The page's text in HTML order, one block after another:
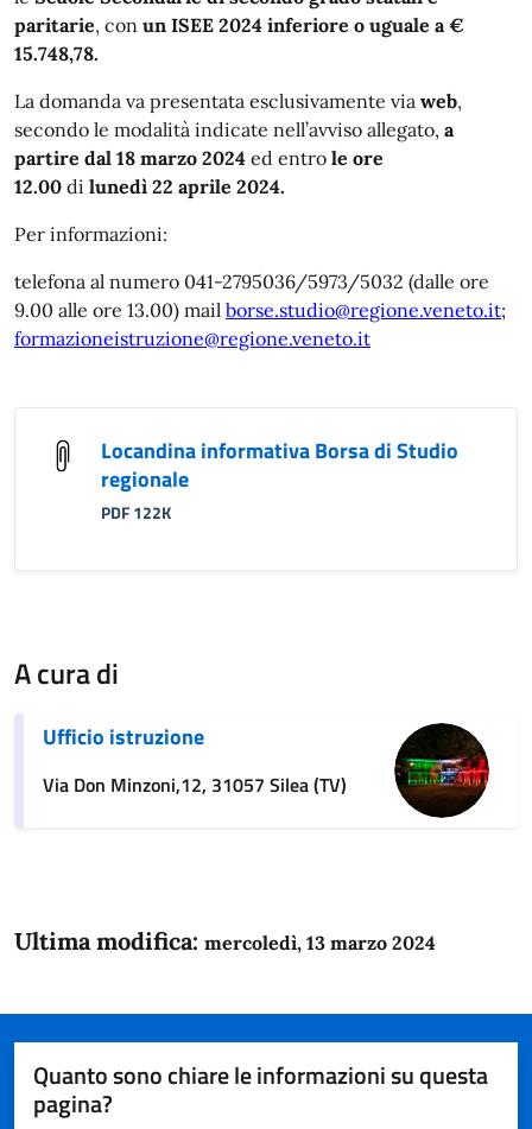
paritarie, con un ISEE 2024 inferiore o uguale a €
15.748,78.
La domanda va presentata esclusivamente via web,
secondo le modalità indicate nell’avviso allegato, a
partire dal 18 marzo 2024 ed entro le ore
12.00 di lunedì 22 aprile 2024.
Per informazioni:
telefona al numero 041-2795036/5973/5032 (dalle ore
9.00 alle ore 13.00) mail borse.studio@regione.veneto.it;
formazioneistruzione@regione.veneto.it
Locandina informativa Borsa di Studio
regionale
PDF 122K
A cura di
Ufficio istruzione
Via Don Minzoni,12, 31057 Silea (TV)
Ultima modifica: mercoledì, 13 marzo 2024
Quanto sono chiare le informazioni su questa
pagina?